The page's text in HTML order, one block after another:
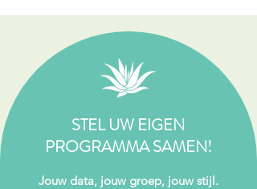
STEL UW EIGEN
PROGRAMMA SAMEN!
Jouw data, jouw groep, jouw stijl.